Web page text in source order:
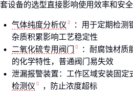
套设备的选型直接影响使用效率和安全
气体纯度分析仪
：用于定期检测
杂质积累影响工艺稳定性
二氧化硫专用阀门
：耐腐蚀材质
的化学特性，普通阀门易失效
泄漏报警装置：工作区域安装固定
检测仪
，防止浓度超标